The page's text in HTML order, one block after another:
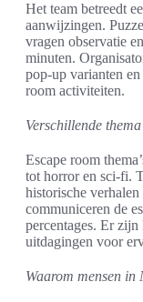
Het team betreedt
aanwijzingen.
vragen observatie
minuten.
pop-up varianten
room activiteiten.
Verschillende
Escape room
tot horror en sci‑fi.
historische verhalen
communiceren de
percentages. Er
uitdagingen voor
Waarom mensen